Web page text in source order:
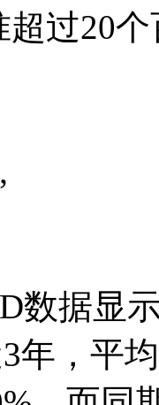
过20
数据显
年，平